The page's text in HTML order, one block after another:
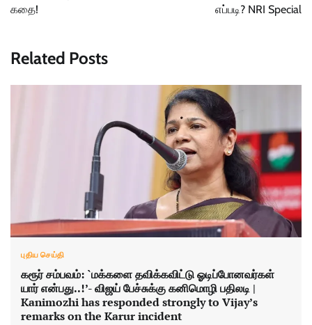
கதை!
எப்படி? NRI Special
Related Posts
புதிய செய்தி
கரூர் சம்பவம்: `மக்களை தவிக்கவிட்டு ஓடிப்போனவர்கள்
யார் என்பது..!’- விஜய் பேச்சுக்கு கனிமொழி பதிலடி |
Kanimozhi has responded strongly to Vijay’s
remarks on the Karur incident